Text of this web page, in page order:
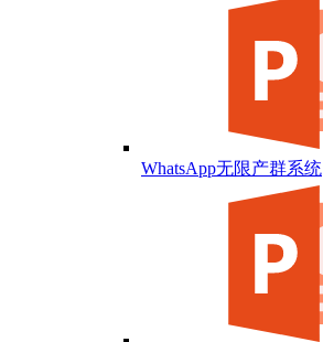
WhatsApp无限产群系统